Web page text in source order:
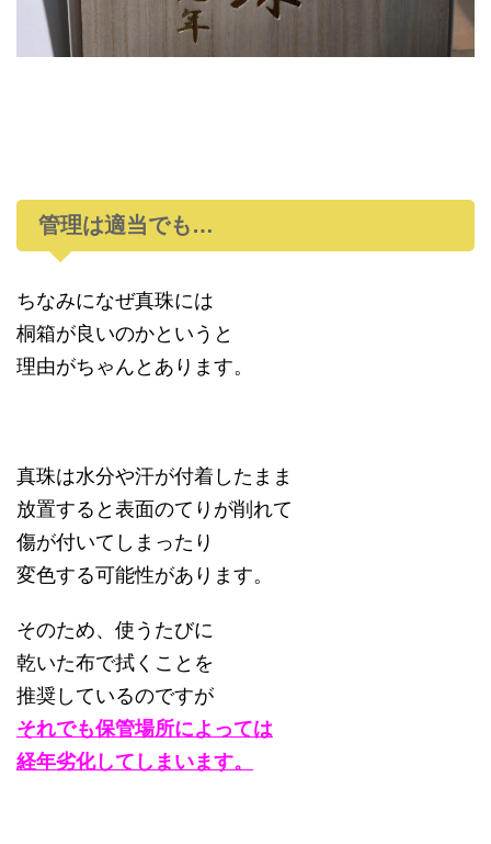
管理は適当でも…
ちなみになぜ真珠には
桐箱が良いのかというと
理由がちゃんとあります。
真珠は水分や汗が付着したまま
放置すると表面のてりが削れて
傷が付いてしまったり
変色する可能性があります。
そのため、使うたびに
乾いた布で拭くことを
推奨しているのですが
それでも保管場所によっては
経年劣化してしまいます。